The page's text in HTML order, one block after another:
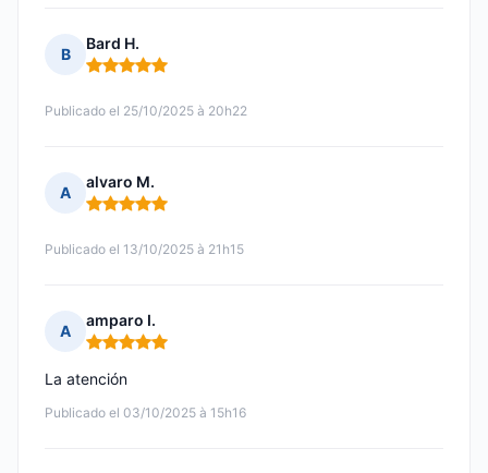
B
Bard H.
Nota: 5 de 5
Publicado el 25/10/2025 à 20h22
A
alvaro M.
Nota: 5 de 5
Publicado el 13/10/2025 à 21h15
A
amparo I.
Nota: 5 de 5
Publicado el 03/10/2025 à 15h16
La atención